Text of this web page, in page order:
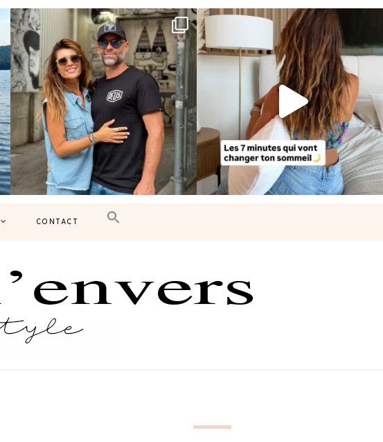
Montréal, une très belle surprise 🇨🇦
J’ai...
450
Le sommeil est essentiel à notre bien-
être… et...
102 14
CONTACT